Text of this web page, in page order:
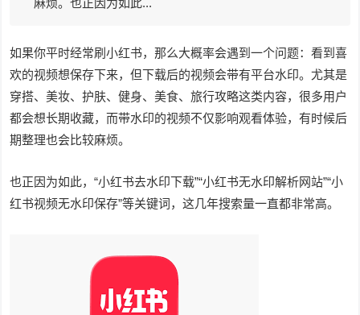
如果你平时经常刷小红书，那么大概率会遇到一个问题：看到喜
欢的视频想保存下来，但下载后的视频会带有平台水印。尤其是
穿搭、美妆、护肤、健身、美食、旅行攻略这类内容，很多用户
都会想长期收藏，而带水印的视频不仅影响观看体验，有时候后
期整理也会比较麻烦。
也正因为如此，“小红书去水印下载”“小红书无水印解析网站”“小
红书视频无水印保存”等关键词，这几年搜索量一直都非常高。